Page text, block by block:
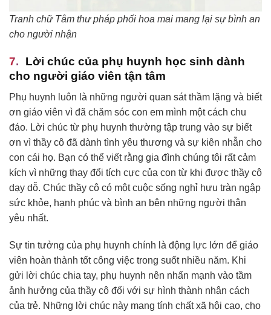
Tranh chữ Tâm thư pháp phối hoa mai mang lại sự bình an
cho người nhận
Lời chúc của phụ huynh học sinh dành
cho người giáo viên tận tâm
Phụ huynh luôn là những người quan sát thầm lặng và biết
ơn giáo viên vì đã chăm sóc con em mình một cách chu
đáo. Lời chúc từ phụ huynh thường tập trung vào sự biết
ơn vì thầy cô đã dành tình yêu thương và sự kiên nhẫn cho
con cái họ. Bạn có thể viết rằng gia đình chúng tôi rất cảm
kích vì những thay đổi tích cực của con từ khi được thầy cô
dạy dỗ. Chúc thầy cô có một cuộc sống nghỉ hưu tràn ngập
sức khỏe, hạnh phúc và bình an bên những người thân
yêu nhất.
Sự tin tưởng của phụ huynh chính là động lực lớn để giáo
viên hoàn thành tốt công việc trong suốt nhiều năm. Khi
gửi lời chúc chia tay, phụ huynh nên nhấn mạnh vào tầm
ảnh hưởng của thầy cô đối với sự hình thành nhân cách
của trẻ. Những lời chúc này mang tính chất xã hội cao, cho